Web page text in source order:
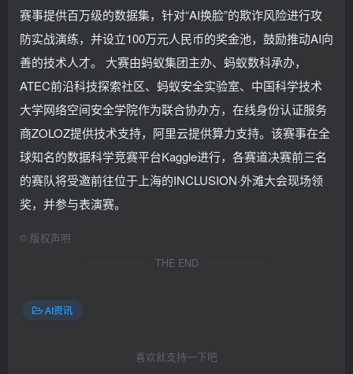
赛事提供百万级的数据集，针对“AI换脸”的欺诈风险进行攻
防实战演练，并设立100万元人民币的奖金池，鼓励推动AI向
善的技术人才。 大赛由蚂蚁集团主办、蚂蚁数科承办，
ATEC前沿科技探索社区、蚂蚁安全实验室、中国科学技术
大学网络空间安全学院作为联合协办方，在线身份认证服务
商ZOLOZ提供技术支持，阿里云提供算力支持。该赛事在全
球知名的数据科学竞赛平台Kaggle进行，各赛道决赛前三名
的赛队将受邀前往位于上海的INCLUSION·外滩大会现场领
奖，并参与表演赛。
© 版权声明
THE END
AI资讯
喜欢就支持一下吧